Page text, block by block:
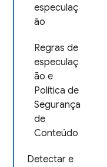
especulaç
ão
Regras de
especulaç
ão e
Política de
Segurança
de
Conteúdo
Detectar e